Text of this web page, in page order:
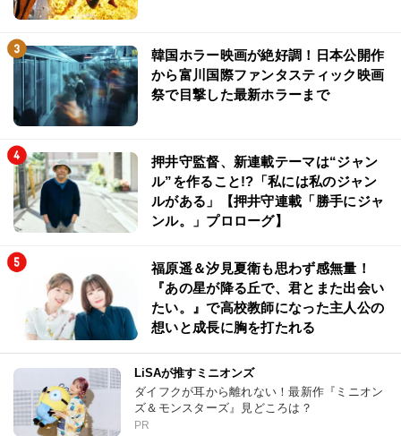
韓国ホラー映画が絶好調！日本公開作
から富川国際ファンタスティック映画
祭で目撃した最新ホラーまで
押井守監督、新連載テーマは“ジャン
ル”を作ること!?「私には私のジャン
ルがある」【押井守連載「勝手にジャ
ンル。」プロローグ】
福原遥＆汐見夏衛も思わず感無量！
『あの星が降る丘で、君とまた出会い
たい。』で高校教師になった主人公の
想いと成長に胸を打たれる
LiSAが推すミニオンズ
ダイフクが耳から離れない！最新作『ミニオン
ズ＆モンスターズ』見どころは？
PR